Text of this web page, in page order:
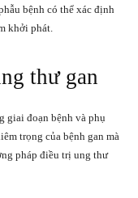
bệnh có thể xác định
khởi phát.
thư gan
giai đoạn bệnh và phụ
trọng của bệnh gan mà
pháp điều trị ung thư